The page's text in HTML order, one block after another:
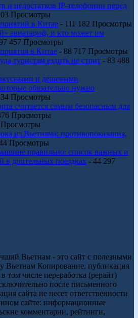
и недостатков IP-телефонии перед
Просмотры
в Китае - 111 182 Просмотры
авиатариф, и кто может им
457 Просмотры
в Китае - 88 717 Просмотры
туристам ездить не стоит - 83 488
и дешевыми
обязательно нужно
Просмотры
считается самым безопасным для
Просмотры
из Вьетнама: противопоказания,
Просмотры
правильно: список важных и
в длительных поездках - 44 297
Вьетнам - это сайт с полезными
Вьетнам Копирование, публикация
том числе переработка (рерайт)
после письменного
сайта не несет ответственности
сайте: информационные
комментарии, рейтинги,